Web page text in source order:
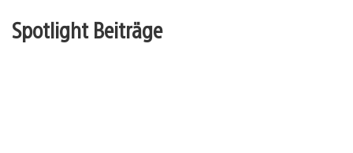
Spotlight Beiträge